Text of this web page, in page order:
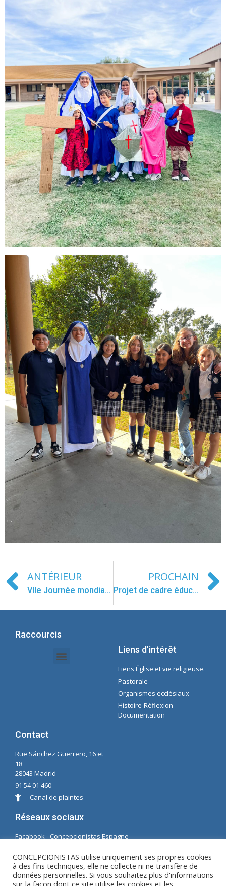
ANTÉRIEUR
VIIe Journée mondiale des pauvres 2023
PROCHAIN
Projet de cadre éducatif conceptionniste
Raccourcis
Liens d'intérêt
Liens Église et vie religieuse.
Pastorale
Organismes ecclésiaux
Histoire-Réflexion
Documentation
Contact
Rue Sánchez Guerrero, 16 et
18
28043 Madrid
91 54 01 460
Canal de plaintes
Réseaux sociaux
Facabook - Concepcionistas Espagne
© Copyright MM. Conceptionnistes. Développé par
LC. S.L.
CONCEPCIONISTAS utilise uniquement ses propres cookies
à des fins techniques, elle ne collecte ni ne transfère de
données personnelles. Si vous souhaitez plus d'informations